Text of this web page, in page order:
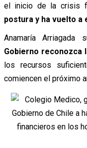
el inicio de la crisis
postura y ha vuelto a
Anamaría Arriagada
Gobierno reconozca
los recursos
comiencen el próximo